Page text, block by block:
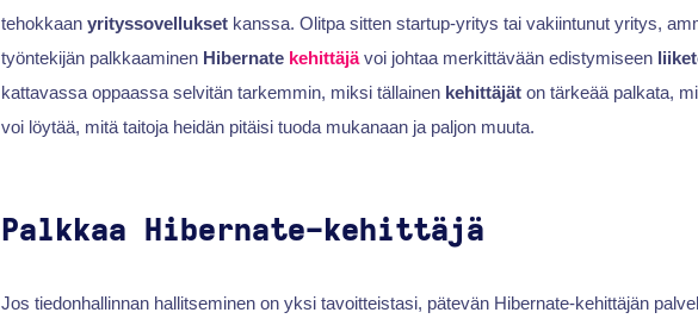
tehokkaan yrityssovellukset kanssa. Olitpa sitten startup-yritys tai vakiintunut yritys,
työntekijän palkkaaminen Hibernate kehittäjävoi johtaa merkittävään edistymiseen
kattavassa oppaassa selvitän tarkemmin, miksi tällainen kehittäjät on tärkeää palkata,
voi löytää, mitä taitoja heidän pitäisi tuoda mukanaan ja paljon muuta.
Palkkaa Hibernate-kehittäjä
Jos tiedonhallinnan hallitseminen on yksi tavoitteistasi, pätevän Hibernate-kehittäjän